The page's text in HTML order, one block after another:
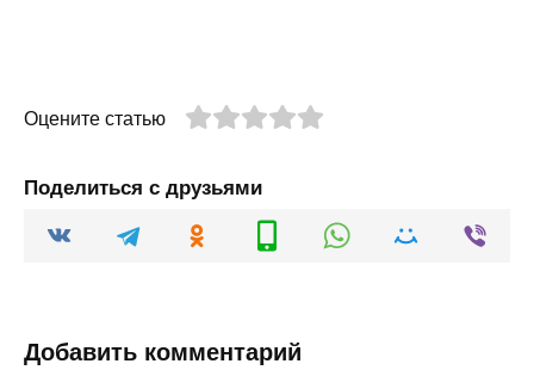
Оцените статью
Поделиться с друзьями
Добавить комментарий